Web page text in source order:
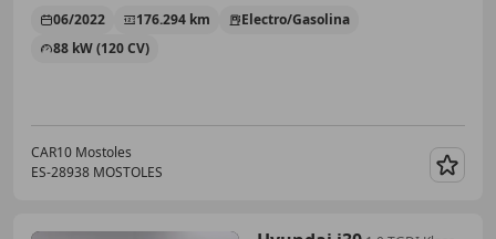
06/2022 176.294 km
Electro/Gasolina
88 kW (120 CV)
CAR10 Mostoles
ES-28938 MOSTOLES